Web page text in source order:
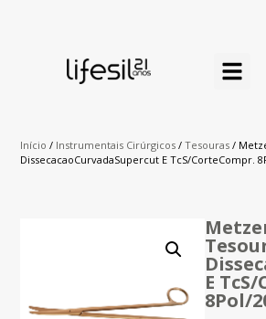
Início / Instrumentais Cirúrgicos /Tesouras /
DissecacaoCurvadaSupercut E TcS/CorteCompr.
E
8Pol/